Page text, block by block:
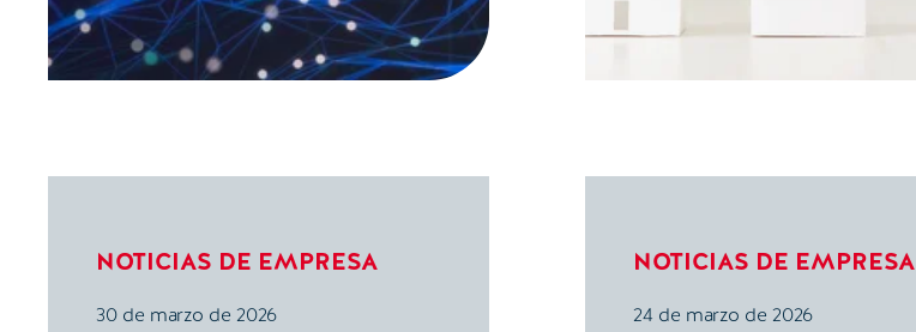
NOTICIAS DE EMPRESA
30 de marzo de 2026
NOTICIAS DE EMPRESA
24 de marzo de 2026